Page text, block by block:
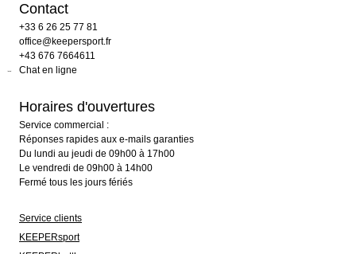
Contact
+33 6 26 25 77 81
office@keepersport.fr
+43 676 7664611
Chat en ligne
Horaires d'ouvertures
Service commercial :
Réponses rapides aux e-mails garanties
Du lundi au jeudi de 09h00 à 17h00
Le vendredi de 09h00 à 14h00
Fermé tous les jours fériés
Service clients
KEEPERsport